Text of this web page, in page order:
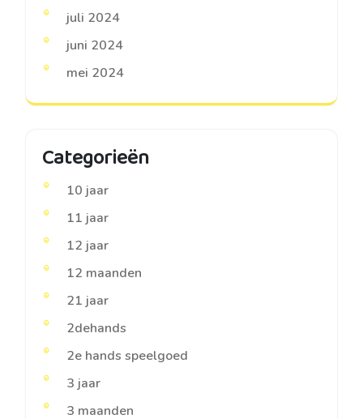
juli 2024
juni 2024
mei 2024
Categorieën
10 jaar
11 jaar
12 jaar
12 maanden
21 jaar
2dehands
2e hands speelgoed
3 jaar
3 maanden